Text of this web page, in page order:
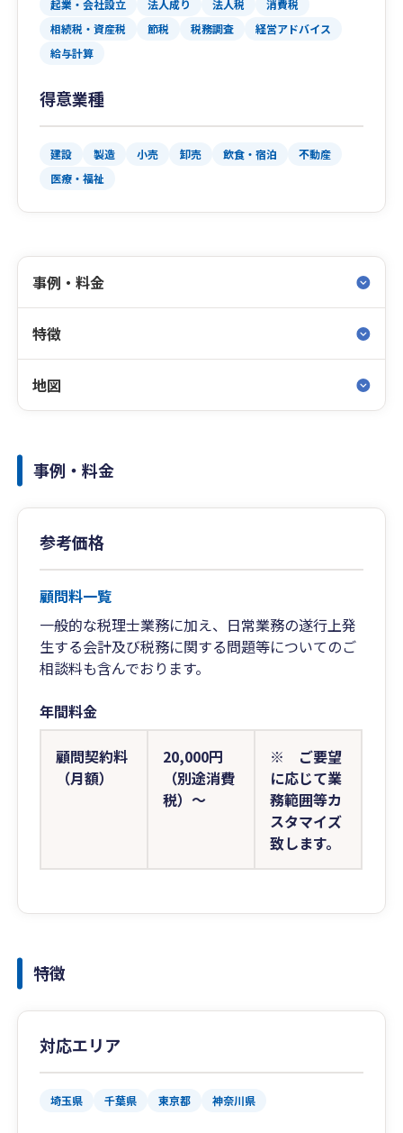
起業・会社設立 法人成り 法人税
消費税
相続税・資産税
節税 税務調査
経営アドバイス
給与計算
得意業種
建設 製造 小売 卸売 飲食・宿泊
不動産
医療・福祉
事例・料金
特徴
地図
事例・料金
参考価格
顧問料一覧
一般的な税理士業務に加え、日常業務の遂行上発
生する会計及び税務に関する問題等についてのご
相談料も含んでおります。
年間料金
顧問契約料
（月額）
20,000円
（別途消費
税）～
※ ご要望
に応じて業
務範囲等カ
スタマイズ
致します。
特徴
対応エリア
埼玉県 千葉県 東京都 神奈川県